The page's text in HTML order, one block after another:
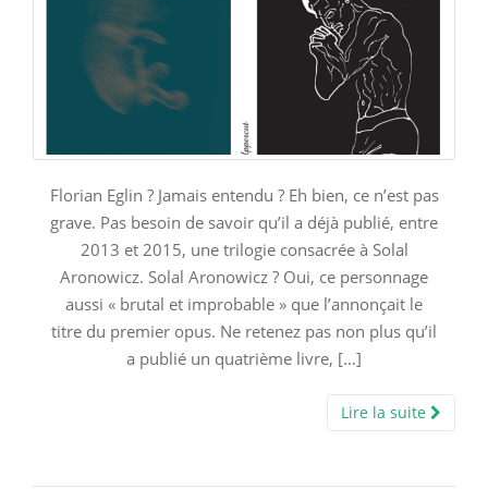
Florian Eglin ? Jamais entendu ? Eh bien, ce n’est pas
grave. Pas besoin de savoir qu’il a déjà publié, entre
2013 et 2015, une trilogie consacrée à Solal
Aronowicz. Solal Aronowicz ? Oui, ce personnage
aussi « brutal et improbable » que l’annonçait le
titre du premier opus. Ne retenez pas non plus qu’il
a publié un quatrième livre, […]
Lire la suite